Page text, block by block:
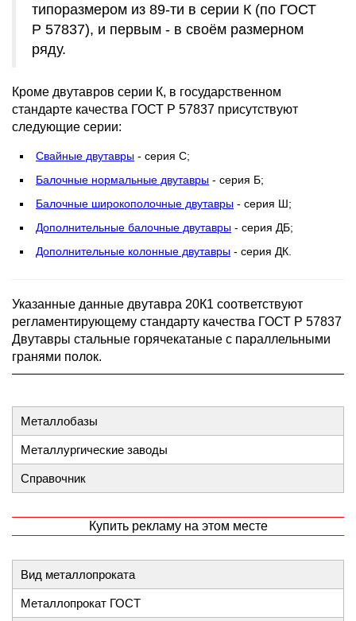
типоразмером из 89-ти в серии К (по ГОСТ
Р 57837), и первым - в своём размерном
ряду.
Кроме двутавров серии К, в государственном
стандарте качества ГОСТ Р 57837 присутствуют
следующие серии:
Свайные двутавры - серия С;
Балочные нормальные двутавры - серия Б;
Балочные широкополочные двутавры - серия Ш;
Дополнительные балочные двутавры - серия ДБ;
Дополнительные колонные двутавры - серия ДК.
Указанные данные двутавра 20К1 соответствуют
регламентирующему стандарту качества ГОСТ Р 57837
Двутавры стальные горячекатаные с параллельными
гранями полок.
Металлобазы
Металлургические заводы
Справочник
Купить рекламу на этом месте
Вид металлопроката
Металлопрокат ГОСТ